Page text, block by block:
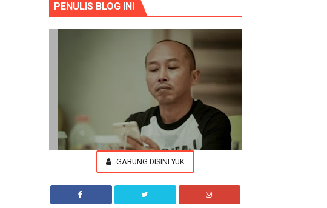
PENULIS BLOG INI
GABUNG DISINI YUK